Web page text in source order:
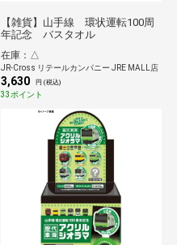
【雑貨】山手線 環状運転100周
年記念 バスタオル
在庫：△
JR-Cross リテールカンパニー JRE MALL店
3,630 円 (税込)
33ポイント